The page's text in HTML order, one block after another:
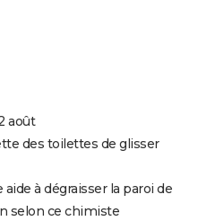
août
des toilettes de glisser
à dégraisser la paroi de
selon ce chimiste